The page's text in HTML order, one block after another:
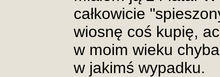
całkowicie
wiosnę coś kupię,
w moim wieku
w jakimś wypadku.